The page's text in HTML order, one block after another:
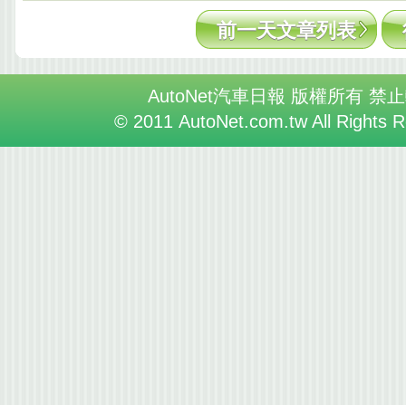
前一天文章列表
AutoNet汽車日報 版權所有 禁
© 2011 AutoNet.com.tw All Rights